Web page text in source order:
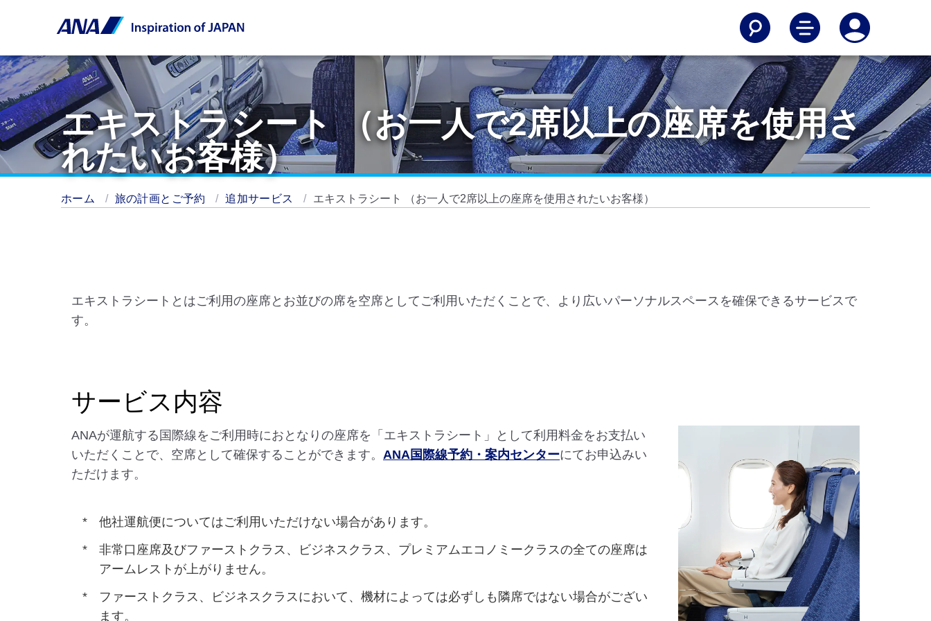
エキストラシート （お一人で2席以上の座席を使用さ
れたいお客様）
ホーム 旅の計画とご予約 追加サービス エキストラシート （お一人で2席以上の座席を使用されたいお客様）
エキストラシートとはご利用の座席とお並びの席を空席としてご利用いただくことで、より広いパーソナルスペースを確保できるサービスで
す。
サービス内容
ANAが運航する国際線をご利用時におとなりの座席を「エキストラシート」として利用料金をお支払い
いただくことで、空席として確保することができます。 ANA国際線予約・案内センターにてお申込みい
ただけます。
他社運航便についてはご利用いただけない場合があります。
非常口座席及びファーストクラス、ビジネスクラス、プレミアムエコノミークラスの全ての座席は
アームレストが上がりません。
ファーストクラス、ビジネスクラスにおいて、機材によっては必ずしも隣席ではない場合がござい
ます。